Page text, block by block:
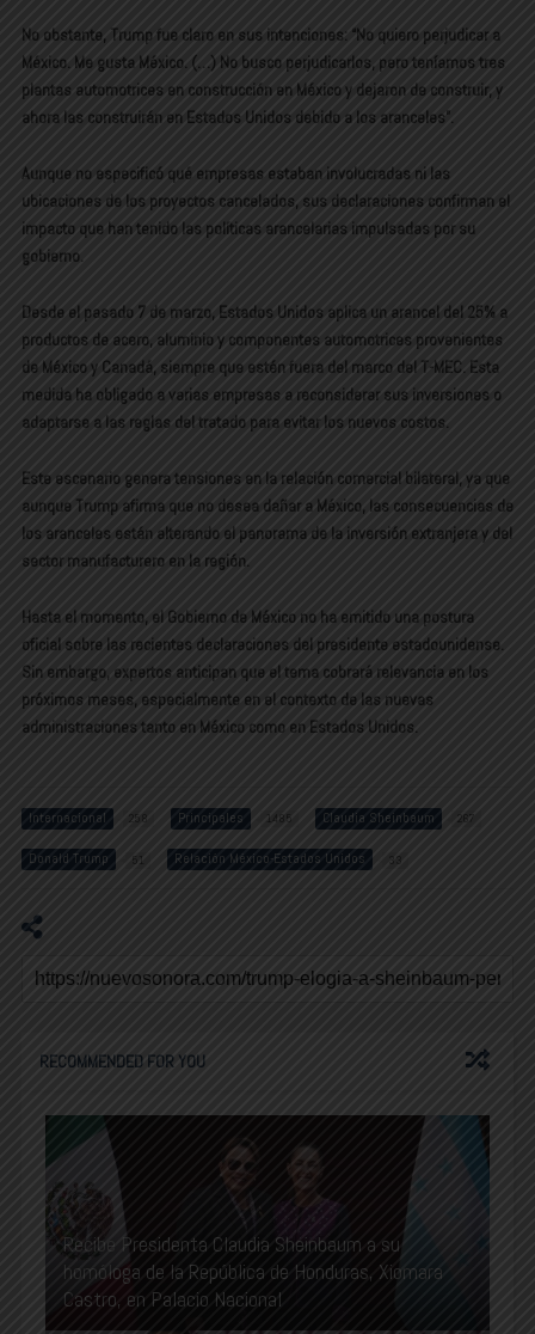
No obstante, Trump fue claro en sus intenciones: “No quiero perjudicar a
México. Me gusta México. (…) No busco perjudicarlos, pero teníamos tres
plantas automotrices en construcción en México y dejaron de construir, y
ahora las construirán en Estados Unidos debido a los aranceles”.
Aunque no especificó qué empresas estaban involucradas ni las
ubicaciones de los proyectos cancelados, sus declaraciones confirman el
impacto que han tenido las políticas arancelarias impulsadas por su
gobierno.
Desde el pasado 7 de marzo, Estados Unidos aplica un arancel del 25% a
productos de acero, aluminio y componentes automotrices provenientes
de México y Canadá, siempre que estén fuera del marco del T-MEC. Esta
medida ha obligado a varias empresas a reconsiderar sus inversiones o
adaptarse a las reglas del tratado para evitar los nuevos costos.
Este escenario genera tensiones en la relación comercial bilateral, ya que
aunque Trump afirma que no desea dañar a México, las consecuencias de
los aranceles están alterando el panorama de la inversión extranjera y del
sector manufacturero en la región.
Hasta el momento, el Gobierno de México no ha emitido una postura
oficial sobre las recientes declaraciones del presidente estadounidense.
Sin embargo, expertos anticipan que el tema cobrará relevancia en los
próximos meses, especialmente en el contexto de las nuevas
administraciones tanto en México como en Estados Unidos.
Internacional 258 Principales 1485 Claudia Sheinbaum 267
Donald Trump 51 Relación México-Estados Unidos 33
RECOMMENDED FOR YOU
Recibe Presidenta Claudia Sheinbaum a su
homóloga de la República de Honduras, Xiomara
Castro, en Palacio Nacional